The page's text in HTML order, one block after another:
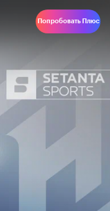
Попробовать Плюс